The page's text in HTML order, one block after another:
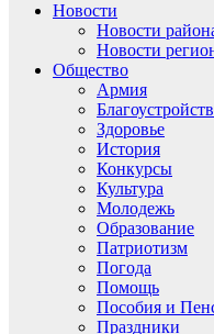
Новости
Новости
Новости
Общество
Армия
Здоровье
История
Конкурсы
Культура
Молодежь
Образование
Патриотизм
Погода
Помощь
Пособия и
Праздники